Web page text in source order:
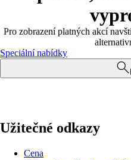
Pro zobrazení platných akcí
Speciální nabídky
Užitečné odkazy
Cena